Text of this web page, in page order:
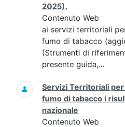
2025).
Contenuto Web
ai servizi territoriali
fumo di tabacco
(Strumenti di
presente guida,...
Servizi Territoriali
fumo di tabacco i
nazionale
Contenuto Web